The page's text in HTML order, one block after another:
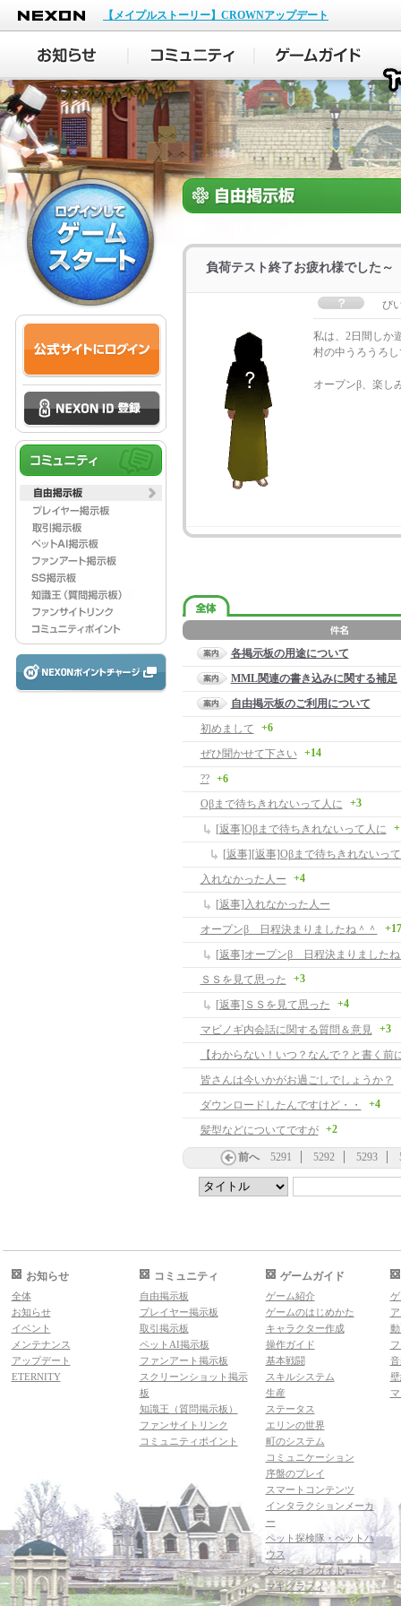
NEXON
【メイプルストーリー】CROWNアップデート
負荷テスト終了お疲れ様でした～
び
私は、2日間しか
村の中うろうろ
オープンβ、楽
各掲示板の用途について
MML関連の書き込みに関する補足
自由掲示板のご利用について
初めまして
+6
ぜひ聞かせて下さい +14
??
+6
Oβまで待ちきれないって人に
+3
[返事]Oβまで待ちきれないって人に
[返事][返事]Oβまで待ちきれないっ
入れなかった人ー
+4
[返事]入れなかった人ー
オープンβ 日程決まりましたね＾＾
+17
[返事]オープンβ 日程決まりました
ＳＳを見て思った
+3
[返事]ＳＳを見て思った +4
マビノギ内会話に関する質問＆意見 +3
皆さんは今いかがお過ごしでしょうか？
ダウンロードしたんですけど・・
+4
髪型などについてですが +2
前へ 5291 5292 5293
お知らせ
全体
お知らせ
イベント
メンテナンス
アップデート
ETERNITY
コミュニティ
自由掲示板
プレイヤー掲示板
取引掲示板
ペットAI掲示板
ファンアート掲示板
スクリーンショット掲示
板
知識王（質問掲示板）
ファンサイトリンク
コミュニティポイント
ゲームガイド
ゲーム紹介
ゲームのはじめかた
キャラクター作成
操作ガイド
基本戦闘
スキルシステム
生産
ステータス
エリンの世界
町のシステム
コミュニケーション
序盤のプレイ
スマートコンテンツ
インタラクションメーカ
ー
ペット探検隊・ペットハ
ウス
ダンジョンガイド
マギグラフィ